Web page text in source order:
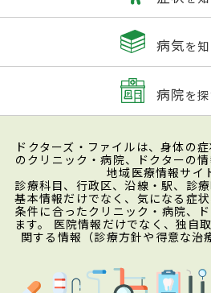
病気を
病院を
ドクターズ・ファイルは、身体の
のクリニック・病院、ドクターの
地域医療情報サイ
診療科目、行政区、沿線・駅、診
基本情報だけでなく、気になる症
条件に合ったクリニック・病院、
ます。 医院情報だけでなく、独自
関する情報（診療方針や得意な治